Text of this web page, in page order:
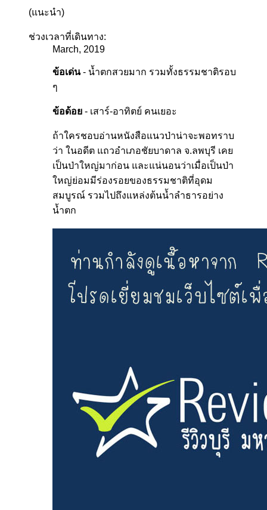
(แนะนำ)
ช่วงเวลาที่เดินทาง:
March, 2019
ข้อเด่น- น้ำตกสวยมาก รวมทั้งธรรมชาติรอบ
ๆ
ข้อด้อย - เสาร์-อาทิตย์ คนเยอะ
ถ้าใครชอบอ่านหนังสือแนวป่าน่าจะพอทราบ
ว่า ในอดีต แถวอำเภอชัยบาดาล จ.ลพบุรี เคย
เป็นป่าใหญ่มาก่อน และแน่นอนว่าเมื่อเป็นป่า
ใหญ่ย่อมมีร่องรอยของธรรมชาติที่อุดม
สมบูรณ์ รวมไปถึงแหล่งต้นน้ำลำธารอย่าง
น้ำตก